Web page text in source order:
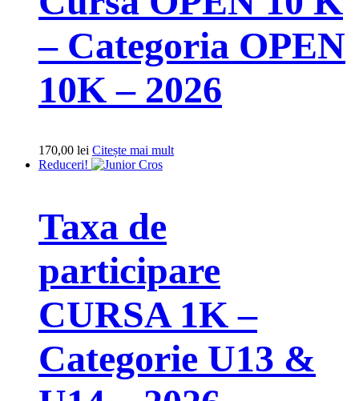
– Categoria OPEN
10K – 2026
170,00 lei Citește mai mult
Reduceri!
Taxa de
participare
CURSA 1K –
Categorie U13 &